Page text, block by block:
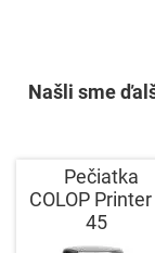
Našli sme
Pečiatka
COLOP Printer
45